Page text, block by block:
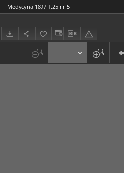
Medycyna 1897 T.25 nr 5